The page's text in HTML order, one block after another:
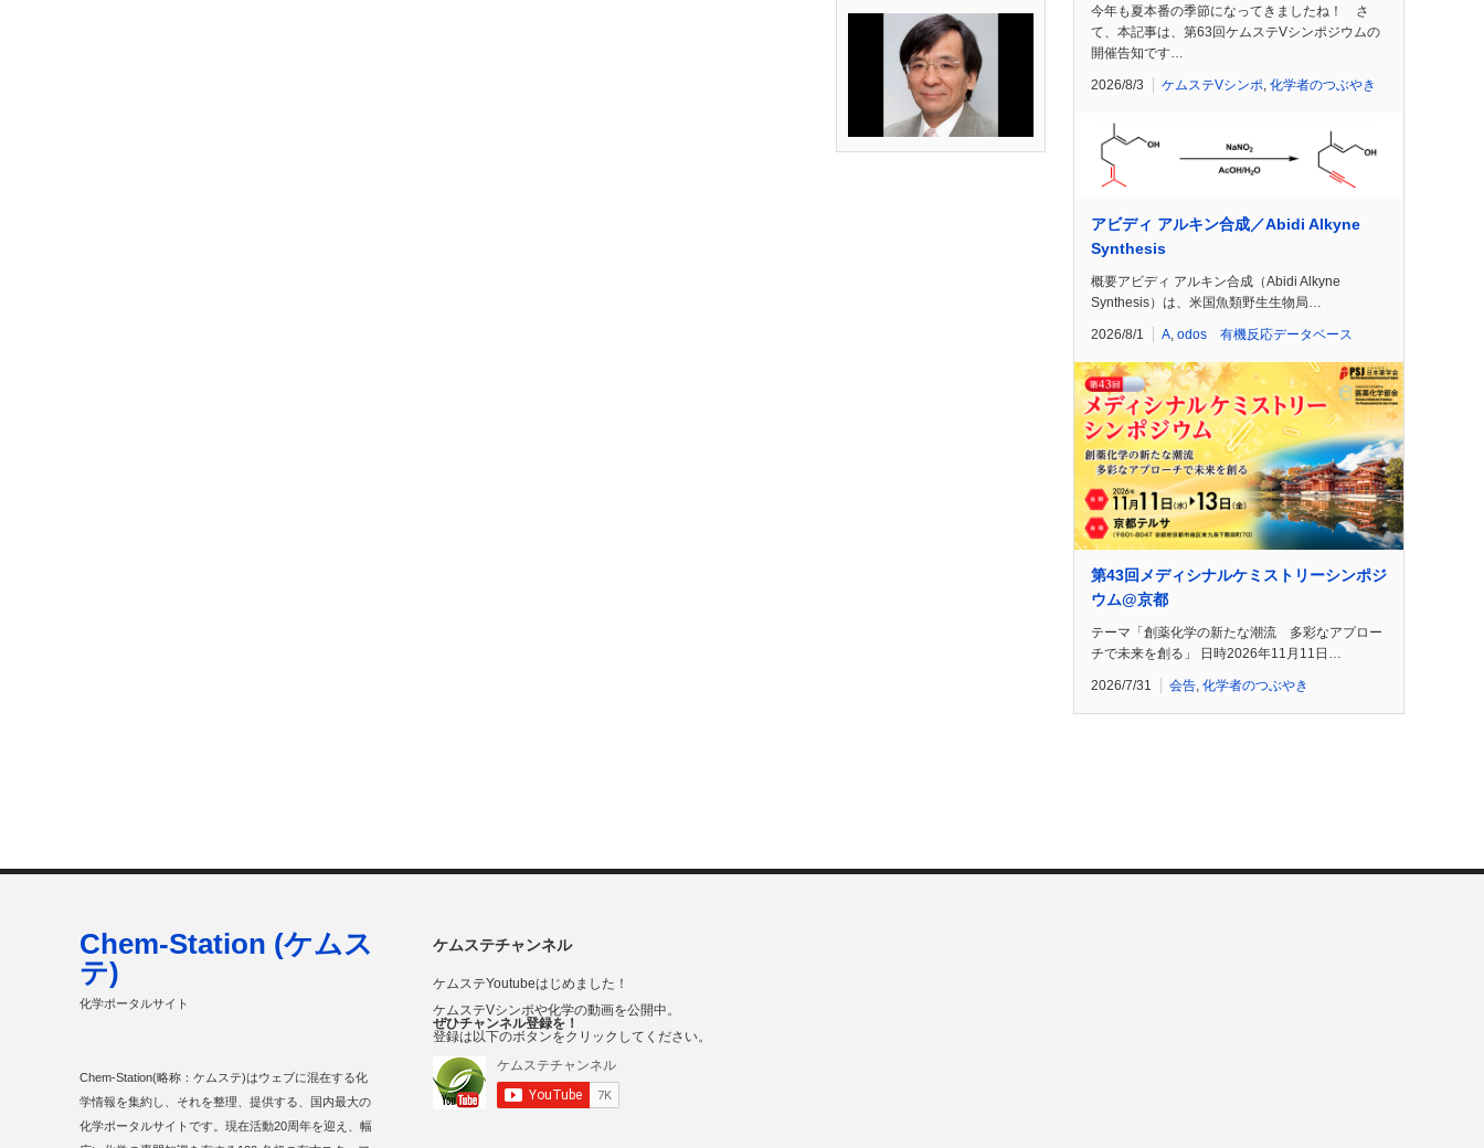
今年も夏本番の季節になってきましたね！ さ
て、本記事は、第63回ケムステVシンポジウムの
開催告知です…
2026/8/3 ケムステVシンポ 化学者のつぶやき
アビディ アルキン合成／Abidi Alkyne
Synthesis
概要アビディ アルキン合成（Abidi Alkyne
Synthesis）は、米国魚類野生生物局…
2026/8/1 A odos 有機反応データベース
第43回メディシナルケミストリーシンポジ
ウム@京都
テーマ「創薬化学の新たな潮流 多彩なアプロー
チで未来を創る」 日時2026年11月11日…
2026/7/31 会告, 化学者のつぶやき
ケムステチャンネル
ケムステYoutubeはじめました！
ケムステVシンポや化学の動画を公開中。
ぜひチャンネル登録を！
登録は以下のボタンをクリックしてください。
Chem-Station (ケムス
テ)
化学ポータルサイト
Chem-Station(略称：ケムステ)はウェブに混在する化
学情報を集約し、それを整理、提供する、国内最大の
化学ポータルサイトです。現在活動20周年を迎え、幅